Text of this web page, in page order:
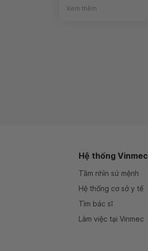
Xem thêm
Hệ thống Vinmec
Tầm nhìn sứ mệnh
Hệ thống cơ sở y tế
Tìm bác sĩ
Làm việc tại Vinmec